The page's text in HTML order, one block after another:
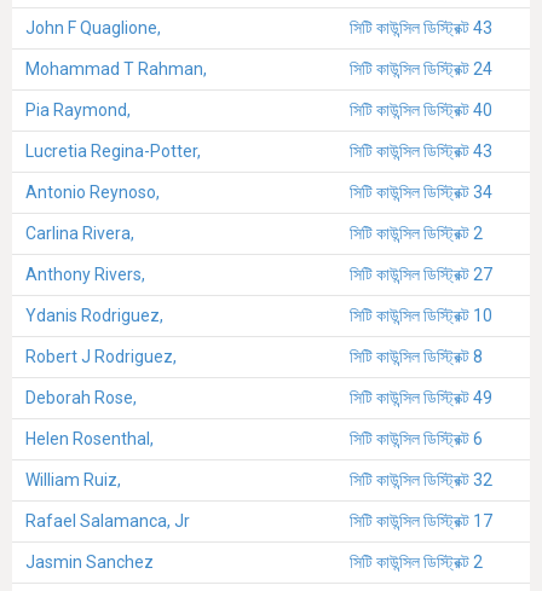
John F Quaglione, সিটি কাউন্সিল ডিস্ট্রিক্ট 43
Mohammad T Rahman, সিটি কাউন্সিল ডিস্ট্রিক্ট 24
Pia Raymond, সিটি কাউন্সিল ডিস্ট্রিক্ট 40
Lucretia Regina-Potter, সিটি কাউন্সিল ডিস্ট্রিক্ট 43
Antonio Reynoso, সিটি কাউন্সিল ডিস্ট্রিক্ট 34
Carlina Rivera, সিটি কাউন্সিল ডিস্ট্রিক্ট 2
Anthony Rivers, সিটি কাউন্সিল ডিস্ট্রিক্ট 27
Ydanis Rodriguez, সিটি কাউন্সিল ডিস্ট্রিক্ট 10
Robert J Rodriguez, সিটি কাউন্সিল ডিস্ট্রিক্ট 8
Deborah Rose, সিটি কাউন্সিল ডিস্ট্রিক্ট 49
Helen Rosenthal, সিটি কাউন্সিল ডিস্ট্রিক্ট 6
William Ruiz, সিটি কাউন্সিল ডিস্ট্রিক্ট 32
Rafael Salamanca, Jr সিটি কাউন্সিল ডিস্ট্রিক্ট 17
Jasmin Sanchez সিটি কাউন্সিল ডিস্ট্রিক্ট 2